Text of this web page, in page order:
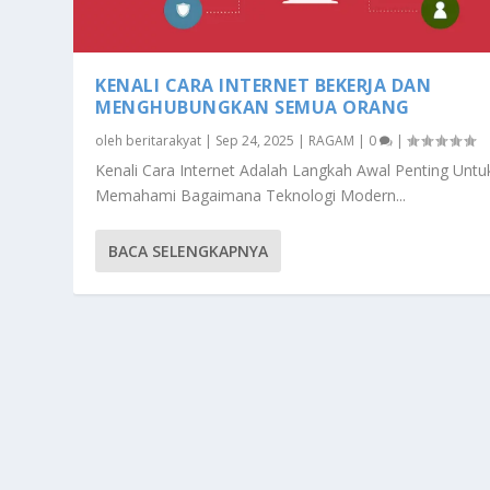
KENALI CARA INTERNET BEKERJA DAN
MENGHUBUNGKAN SEMUA ORANG
oleh beritarakyat | Sep 24, 2025 | RAGAM | 0 |
Kenali Cara Internet Adalah Langkah Awal Penting
Memahami Bagaimana Teknologi Modern...
BACA SELENGKAPNYA